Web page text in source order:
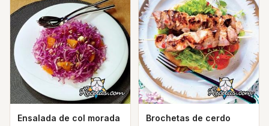
Ensalada de col morada
Brochetas de cerdo